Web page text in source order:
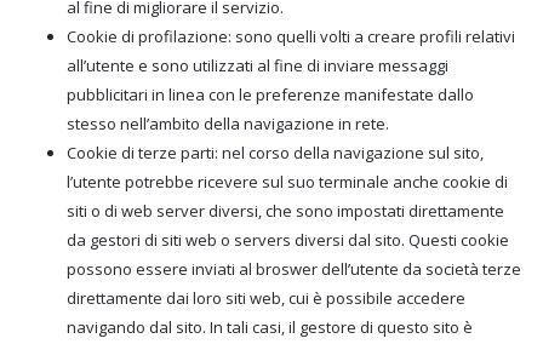
al fine di migliorare il servizio.
Cookie di profilazione: sono quelli volti a creare profili relativi
all’utente e sono utilizzati al fine di inviare messaggi
pubblicitari in linea con le preferenze manifestate dallo
stesso nell’ambito della navigazione in rete.
Cookie di terze parti: nel corso della navigazione sul sito,
l’utente potrebbe ricevere sul suo terminale anche cookie di
siti o di web server diversi, che sono impostati direttamente
da gestori di siti web o servers diversi dal sito. Questi cookie
possono essere inviati al broswer dell’utente da società terze
direttamente dai loro siti web, cui è possibile accedere
navigando dal sito. In tali casi, il gestore di questo sito è